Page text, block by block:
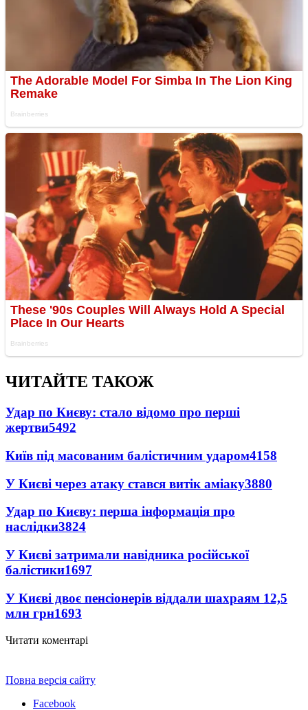
ЧИТАЙТЕ ТАКОЖ
Удар по Києву: стало відомо про перші
жертви5492
Київ під масованим балістичним ударом4158
У Києві через атаку стався витік аміаку3880
Удар по Києву: перша інформація про
наслідки3824
У Києві затримали навідника російської
балістики1697
У Києві двоє пенсіонерів віддали шахраям 12,5
млн грн1693
Читати коментарі
Повна версія сайту
Facebook